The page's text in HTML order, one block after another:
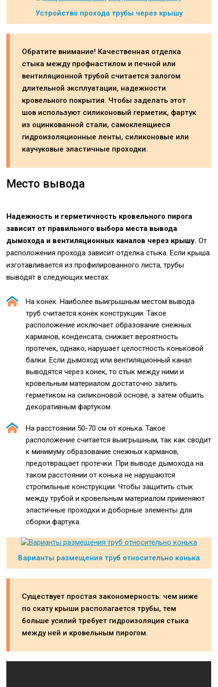
Устройство прохода трубы через крышу
Обратите внимание! Качественная отделка
стыка между профнастилом и печной или
вентиляционной трубой считается залогом
длительной эксплуатации, надежности
кровельного покрытия. Чтобы заделать этот
шов используют силиконовый герметик, фартук
из оцинкованной стали, самоклеящиеся
гидроизоляционные ленты, силиконовые или
каучуковые эластичные проходки.
Место вывода
Надежность и герметичность кровельного пирога
зависит от правильного выбора места вывода
дымохода и вентиляционных каналов через крышу.От
расположения прохода зависит отделка стыка. Если крыша
изготавливается из профилированного листа, трубы
выводят в следующих местах:
На конёк. Наиболее выигрышным местом вывода
труб считается конёк конструкции. Такое
расположение исключает образование снежных
карманов, конденсата, снижает вероятность
протечек, однако, нарушает целостность коньковой
балки. Если дымоход или вентиляционный канал
выводятся через конек, то стык между ними и
кровельным материалом достаточно залить
герметиком на силиконовой основе, а затем обшить
декоративным фартуком.
На расстоянии 50-70 см от конька. Такое
расположение считается выигрышным, так как сводит
к минимуму образование снежных карманов,
предотвращает протечки. При выводе дымохода на
таком расстоянии от конька не нарушаются
стропильные конструкции. Чтобы защитить стык
между трубой и кровельным материалом применяют
эластичные проходки и доборные элементы для
сборки фартука.
Варианты размещения труб относительно конька
Существует простая закономерность: чем ниже
по скату крыши располагается трубы, тем
больше усилий требует гидроизоляция стыка
между ней и кровельным пирогом.